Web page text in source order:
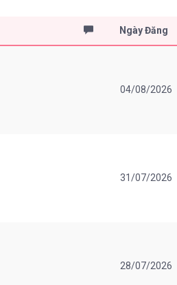
Ngày Đăng
04/08/2026
31/07/2026
28/07/2026